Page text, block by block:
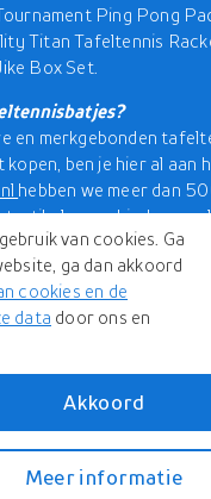
Ping Pong
Titan Tafeltennis
Box Set.
en merkgebonden
ben je hier al aan
hebben we meer dan
aanbieden,
ballen en nog veel
zijn; Stiga, Palio,
Andro, Tibhar, en
gebruiken om met
producten.
je hebben, bezoek
krijg de wereldwijde
van cookies. Ga
ga dan akkoord
cookies en de
data door ons en
Akkoord
Meer informatie